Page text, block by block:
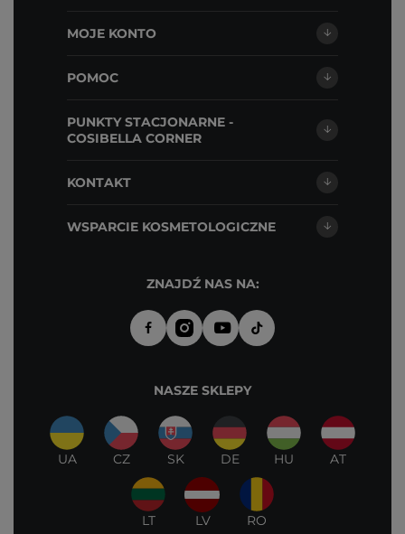
MOJE KONTO
POMOC
PUNKTY STACJONARNE -
COSIBELLA CORNER
KONTAKT
WSPARCIE KOSMETOLOGICZNE
ZNAJDŹ NAS NA:
NASZE SKLEPY
UA CZ SK DE HU AT
LT LV RO